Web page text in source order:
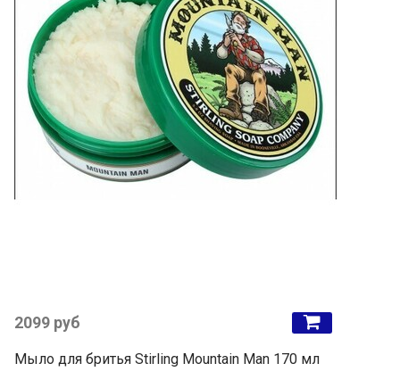
2099 руб
Мыло для бритья Stirling Mountain Man 170 мл